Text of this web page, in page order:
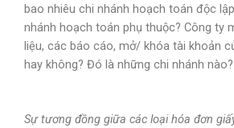
bao nhiêu chi nhánh hoạch toán độc
nhánh hoạch toán phụ thuộc? Công ty
liệu, các báo cáo, mở/ khóa tài khoản
hay không? Đó là những chi nhánh nào?
Sựtương đồng giữa các loại hóa đơn